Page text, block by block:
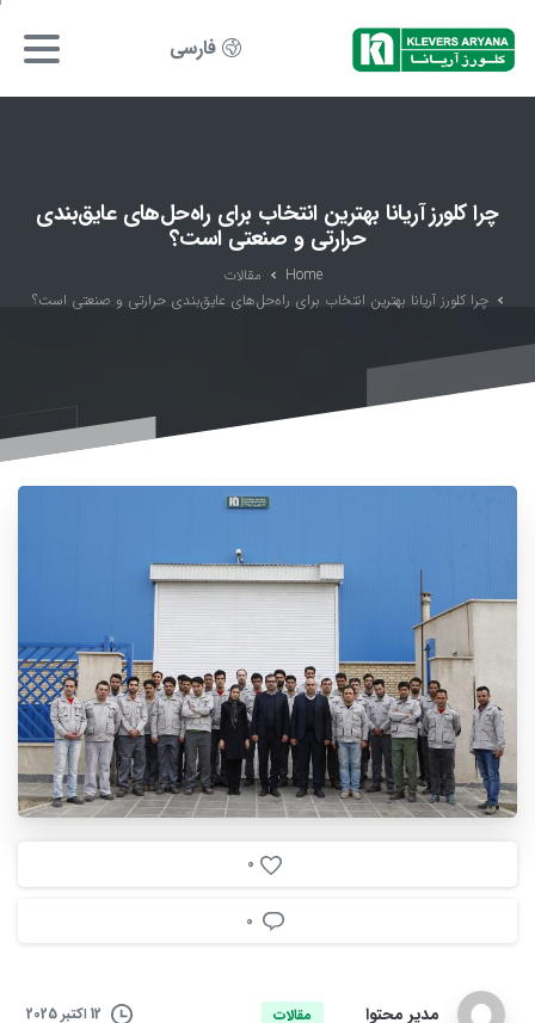
فارسی
چرا کلورز آریانا بهترین انتخاب برای راه‌حل‌های عایق‌بندی
حرارتی و صنعتی است؟
Home
مقالات
چرا کلورز آریانا بهترین انتخاب برای راه‌حل‌های عایق‌بندی حرارتی و صنعتی است؟
0
0
مدیر محتوا مقالات 12 اکتبر 2025